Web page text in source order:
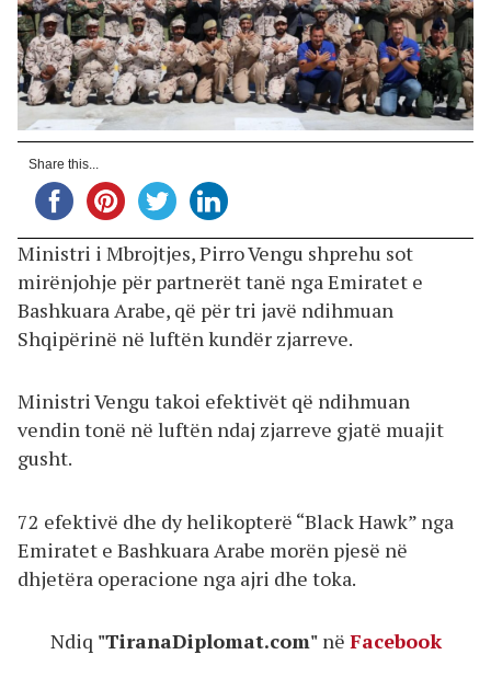
Share this...
Ministri i Mbrojtjes, Pirro Vengu shprehu sot
mirënjohje për partnerët tanë nga Emiratet e
Bashkuara Arabe, që për tri javë ndihmuan
Shqipërinë në luftën kundër zjarreve.
Ministri Vengu takoi efektivët që ndihmuan
vendin tonë në luftën ndaj zjarreve gjatë muajit
gusht.
72 efektivë dhe dy helikopterë “Black Hawk” nga
Emiratet e Bashkuara Arabe morën pjesë në
dhjetëra operacione nga ajri dhe toka.
Ndiq "TiranaDiplomat.com" në Facebook